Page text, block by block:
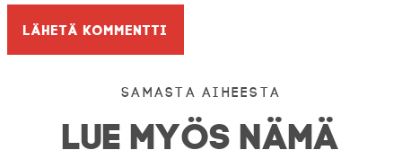
Samasta aiheesta
LUE MYÖS NÄMÄ